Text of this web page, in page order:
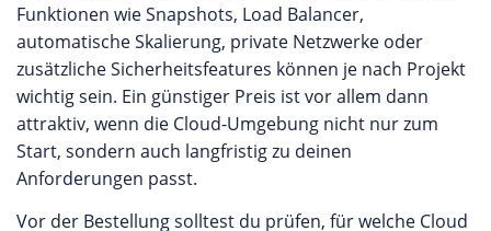
Funktionen wie Snapshots, Load Balancer,
automatische Skalierung, private Netzwerke oder
zusätzliche Sicherheitsfeatures können je nach Projekt
wichtig sein. Ein günstiger Preis ist vor allem dann
attraktiv, wenn die Cloud-Umgebung nicht nur zum
Start, sondern auch langfristig zu deinen
Anforderungen passt.
Vor der Bestellung solltest du prüfen, für welche Cloud